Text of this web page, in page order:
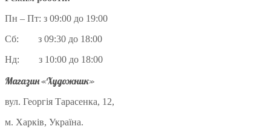
Пн – Пт: з 09:00 до 19:00
Сб: з 09:30 до 18:00
Нд: з 10:00 до 18:00
Магазин «Художник»
вул. Георгія Тарасенка, 12,
м. Харків, Україна.